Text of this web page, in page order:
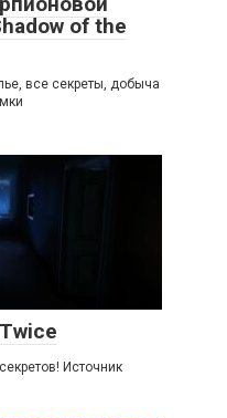
of the
все секреты, добыча
Источник